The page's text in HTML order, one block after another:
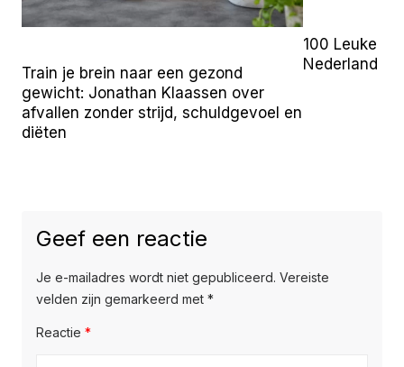
Train je brein naar een gezond
gewicht: Jonathan Klaassen over
afvallen zonder strijd, schuldgevoel en
diëten
100 Leuke
Nederland
Geef een reactie
Je e-mailadres wordt niet gepubliceerd. Vereiste
velden zijn gemarkeerd met *
Reactie *